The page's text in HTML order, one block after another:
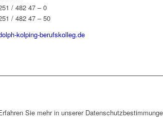
/ 482 47 – 0
/ 482 47 – 50
kolping-berufskolleg.de
Sie mehr in unserer